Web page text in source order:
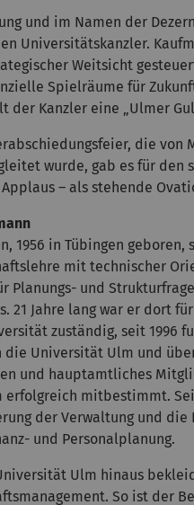
und im Namen der
Universitätskanzler.
Weitsicht
Spielräume für
der Kanzler eine „Ulmer
die von
wurde, gab es für den
– als stehende
1956 in Tübingen
mit technischer
Planungs- und
21 Jahre lang war er dort
zuständig, seit 1996
die Universität Ulm und
und hauptamtliches
erfolgreich mitbestimmt.
der Verwaltung und
und Personalplanung.
Ulm hinaus
So ist der